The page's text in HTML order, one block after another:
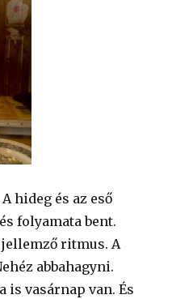
hideg és az eső
folyamata bent.
ritmus. A
abbahagyni.
is vasárnap van. És